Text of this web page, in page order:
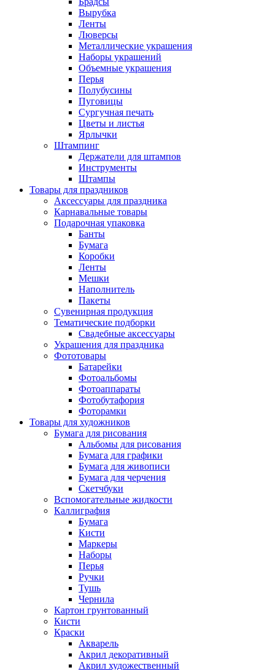
Вырубка
Ленты
Люверсы
Металлические украшения
Наборы украшений
Объемные украшения
Перья
Полубусины
Пуговицы
Сургучная печать
Цветы и листья
Ярлычки
Штампинг
Держатели для штампов
Инструменты
Штампы
Товары для праздников
Аксессуары для праздника
Карнавальные товары
Подарочная упаковка
Банты
Бумага
Коробки
Ленты
Мешки
Наполнитель
Пакеты
Сувенирная продукция
Тематические подборки
Свадебные аксессуары
Украшения для праздника
Фототовары
Батарейки
Фотоальбомы
Фотоаппараты
Фотобутафория
Фоторамки
Товары для художников
Бумага для рисования
Альбомы для рисования
Бумага для графики
Бумага для живописи
Бумага для черчения
Скетчбуки
Вспомогательные жидкости
Каллиграфия
Бумага
Кисти
Маркеры
Наборы
Перья
Ручки
Тушь
Чернила
Картон грунтованный
Кисти
Краски
Акварель
Акрил декоративный
Акрил художественный